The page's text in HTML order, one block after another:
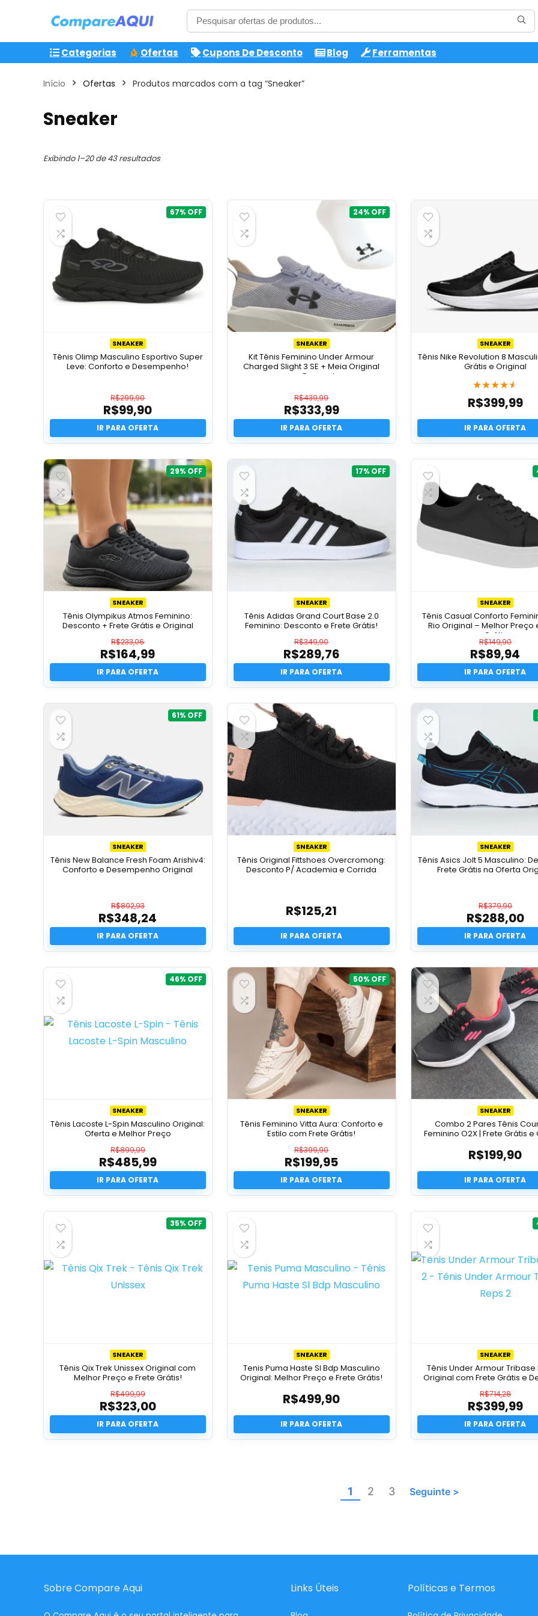
Categorias Ofertas Cupons De Desconto Blog Ferramentas
Início Ofertas Produtos marcados com a tag “Sneaker”
Sneaker
Exibindo 1–20 de 43 resultadosClassificado
recente
67%
SNEAKER
Tênis Olimp Masculino Esportivo Super
Leve: Conforto e Desempenho!
R$299,90
O
preço
original
era:
R$299,90.
R$99,90
O
preço
atual
é:
R$99,90.
24%
SNEAKER
Kit Tênis Feminino Under Armour
Charged Slight 3 SE + Meia Original
com Desconto
R$439,99
O
preço
original
era:
R$439,99.
R$333,99
O
preço
atual
é:
R$333,99.
SNEAKER
Tênis Nike Revolution 8
Grátis e Original
★★★★★
R$399,99
29%
SNEAKER
Tênis Olympikus Atmos Feminino:
Desconto + Frete Grátis e Original
R$233,06
O
preço
original
era:
R$233,06.
R$164,99
O
preço
atual
é:
R$164,99.
17%
SNEAKER
Tênis Adidas Grand Court Base 2.0
Feminino: Desconto e Frete Grátis!
R$349,90
O
preço
original
era:
R$349,90.
R$289,76
O
preço
atual
é:
R$289,76.
SNEAKER
Tênis Casual Conforto
Rio Original – Melhor Preço
Grátis
R$149,90
O
preço
original
era:
R$89,94
O
preço
atual
é:
61%
SNEAKER
Tênis New Balance Fresh Foam Arishiv4:
Conforto e Desempenho Original
R$892,93
O
preço
original
era:
R$892,93.
R$348,24
O
preço
atual
é:
R$348,24.
SNEAKER
Tênis Original Fittshoes Overcromong:
Desconto P/ Academia e Corrida
R$125,21
SNEAKER
Tênis Asics Jolt 5 Masculino:
Frete Grátis na Oferta
R$379,90
O
preço
original
era:
R$288,00
O
preço
atual
é:
46%
SNEAKER
Tênis Lacoste L-Spin Masculino Original:
Oferta e Melhor Preço
R$899,99
O
preço
original
era:
R$899,99.
R$485,99
O
preço
atual
é:
R$485,99.
50%
SNEAKER
Tênis Feminino Vitta Aura: Conforto e
Estilo com Frete Grátis!
R$399,90
O
preço
original
era:
R$399,90.
R$199,95
O
preço
atual
é:
SNEAKER
Combo 2 Pares Tênis
Feminino O2X | Frete Grátis e
R$199,90
35%
SNEAKER
Tênis Qix Trek Unissex Original com
Melhor Preço e Frete Grátis!
R$499,99
O
preço
original
era:
R$323,00
O
preço
atual
SNEAKER
Tenis Puma Haste Sl Bdp Masculino
Original: Melhor Preço e Frete Grátis!
R$499,90
SNEAKER
Tênis Under Armour Tribase
Original com Frete Grátis e
R$714,28
O
preço
original
era:
R$399,99
O
preço
atual
1 2 3
Sobre Compare Aqui Links Úteis Políticas e Termos